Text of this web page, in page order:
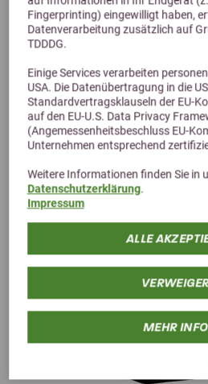
Fingerprinting) eingewilligt haben,
Datenverarbeitung zusätzlich auf
TDDDG.
Einige Services verarbeiten
USA. Die Datenübertragung in die
Standardvertragsklauseln der EU-
auf den EU-U.S. Data Privacy
(Angemessenheitsbeschluss EU-
Unternehmen entsprechend
Weitere Informationen finden Sie in
Datenschutzerklärung.
Impressum
ALLE
MEHR
Alternative